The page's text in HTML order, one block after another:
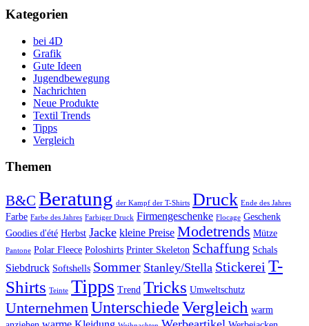
Kategorien
bei 4D
Grafik
Gute Ideen
Jugendbewegung
Nachrichten
Neue Produkte
Textil Trends
Tipps
Vergleich
Themen
B&C Beratung der Kampf der T-Shirts Druck Ende des Jahres
Farbe Farbe des Jahres Farbiger Druck Firmengeschenke Flocage Geschenk
Goodies d'été Herbst Jacke kleine Preise Modetrends Mütze
Pantone Polar Fleece Poloshirts Printer Skeleton Schaffung Schals
Siebdruck Softshells Sommer Stanley/Stella Stickerei T-
Shirts Teinte Tipps Trend Tricks Umweltschutz
UnternehmenUnterschiedeVergleich warm